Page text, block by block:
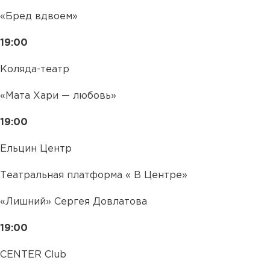
«Бред вдвоем»
19:00
Коляда-театр
«Мата Хари — любовь»
19:00
Ельцин Центр
Театральная платформа « В Центре»
«Лишний» Сергея Довлатова
19:00
CENTER Club